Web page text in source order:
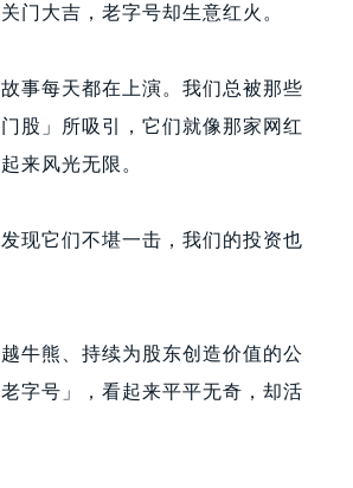
门大吉，老字号却生意红火。
事每天都在上演。我们总被那些
股」所吸引，它们就像那家网红
来风光无限。
现它们不堪一击，我们的投资也
牛熊、持续为股东创造价值的公
字号」，看起来平平无奇，却活